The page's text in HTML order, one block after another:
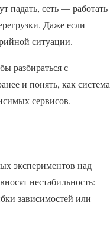
падать, сеть — работать
Даже если
ситуации.
разбираться с
и понять, как система
сервисов.
экспериментов над
нестабильность:
зависимостей или